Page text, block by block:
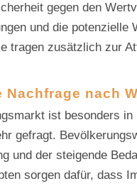
gegen den
und die potenzielle
tragen zusätzlich zur
Nachfrage nach
ist besonders in
gefragt.
und der steigende
sorgen dafür, dass